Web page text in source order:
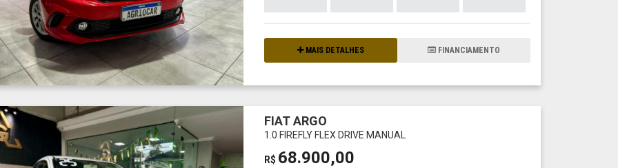
MAIS DETALHES FINANCIAMENTO
FIAT ARGO
1.0 FIREFLY FLEX DRIVE MANUAL
R$ 68.900,00